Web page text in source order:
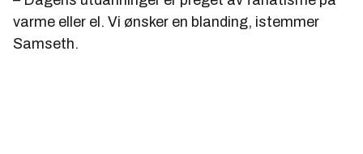
varme eller el. Vi ønsker en blanding, istemmer
Samseth.